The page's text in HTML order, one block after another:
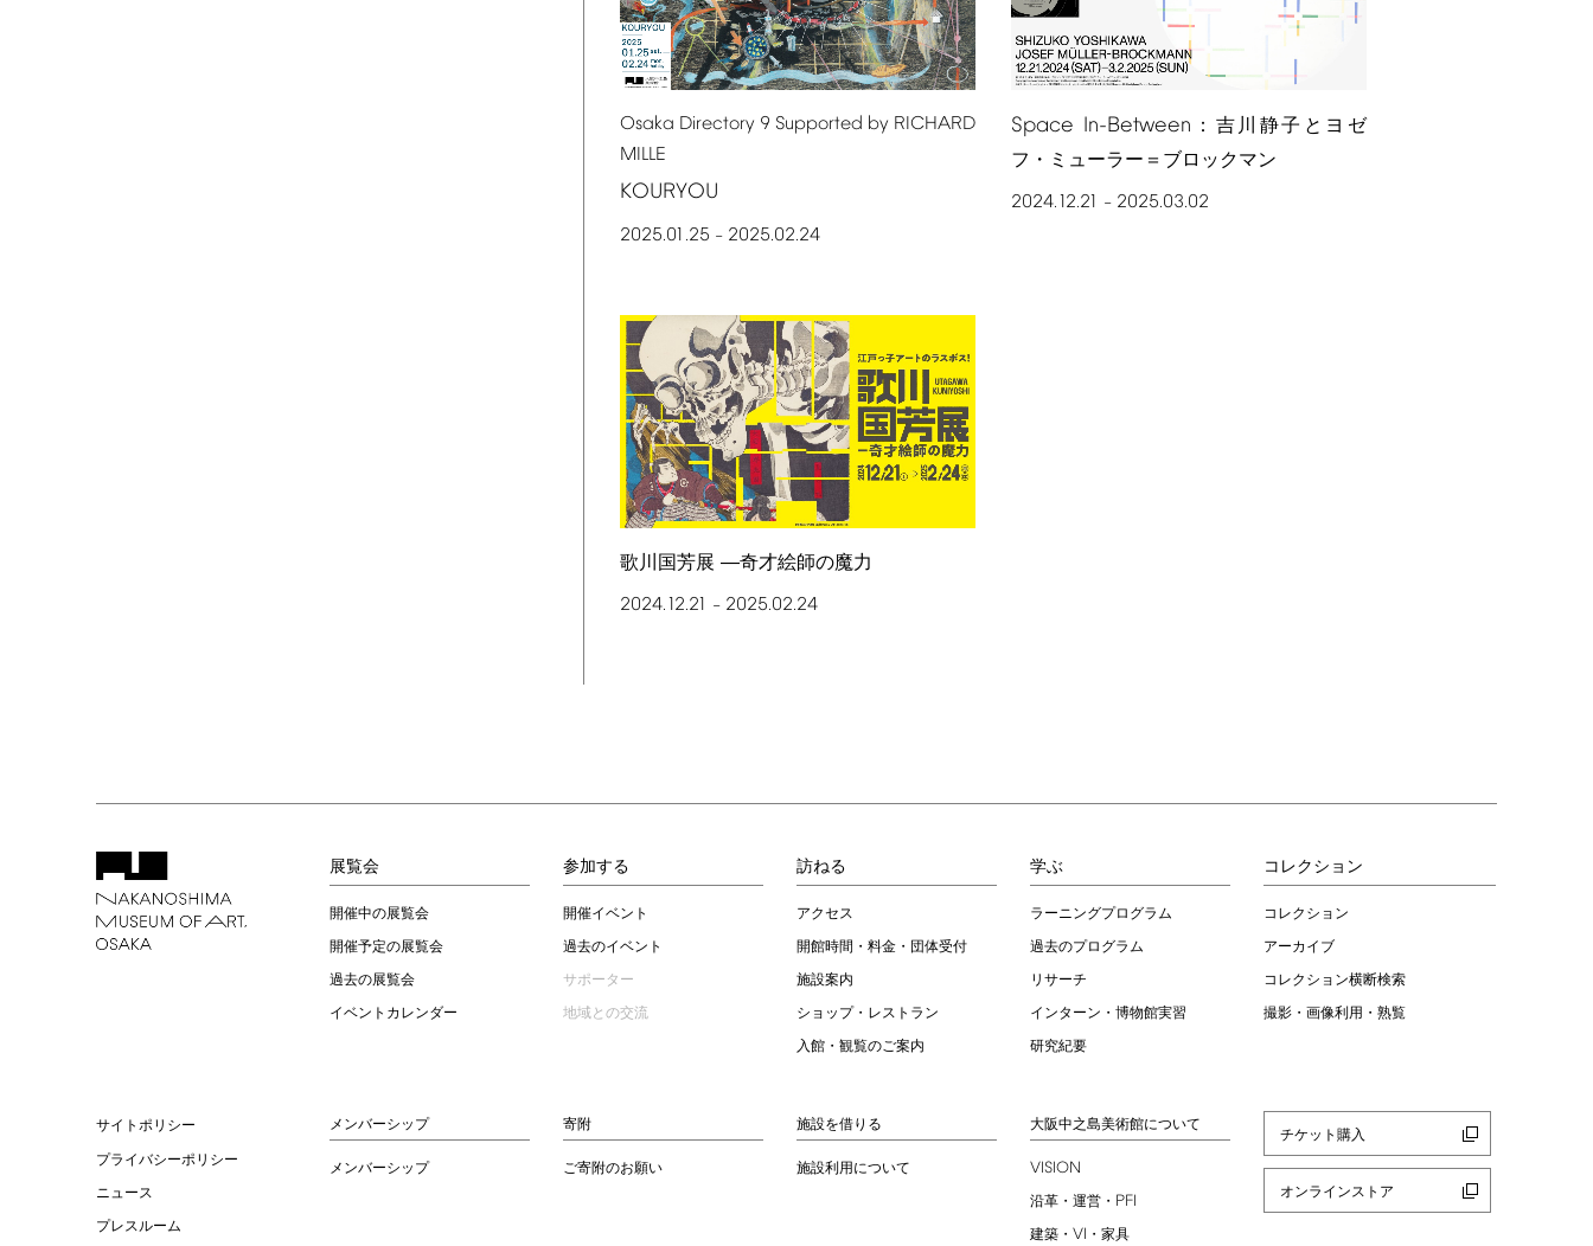
Osaka Directory 9 Supported by RICHARD
MILLE
KOURYOU
2025.01.25 – 2025.02.24
Space In-Between ：吉川静子とヨゼ
フ・ミューラー＝ブロックマン
2024.12.21 – 2025.03.02
歌川国芳展 ―奇才絵師の魔力
2024.12.21 – 2025.02.24
展覧会
開催中の展覧会
開催予定の展覧会
過去の展覧会
イベントカレンダー
参加する
開催イベント
過去のイベント
サポーター
地域との交流
訪ねる
アクセス
開館時間・料金・団体受付
施設案内
ショップ・レストラン
入館・観覧のご案内
学ぶ
ラーニングプログラム
過去のプログラム
リサーチ
インターン・博物館実習
研究紀要
コレクション
コレクション
アーカイブ
コレクション横断検索
撮影・画像利用・熟覧
サイトポリシー
プライバシーポリシー
ニュース
プレスルーム
メンバーシップ
メンバーシップ
寄附
ご寄附のお願い
施設を借りる
施設利用について
大阪中之島美術館について
VISION
沿革・運営・ PFI
建築・ VI ・家具
チケット購入
オンラインストア